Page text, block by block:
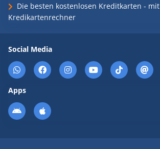
Die besten kostenlosen Kreditkarten - mit
Kredikartenrechner
Social Media
Apps